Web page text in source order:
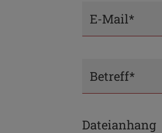
E-Mail*
Betreff*
Dateianhang